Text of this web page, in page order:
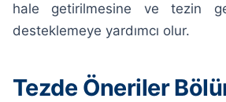
hale getirilmesine ve tezin
desteklemeye yardımcı olur.
Tezde Öneriler